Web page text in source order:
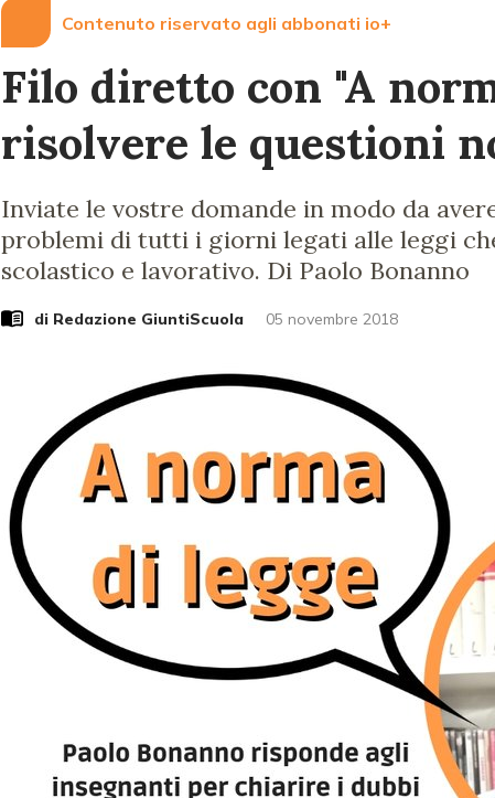
Contenuto riservato agli abbonati io+
Filo diretto con "A
risolvere le questioni
Inviate le vostre domande in modo da
problemi di tutti i giorni legati alle leggi
scolastico e lavorativo. Di Paolo Bonanno
di Redazione GiuntiScuola 05 novembre 2018